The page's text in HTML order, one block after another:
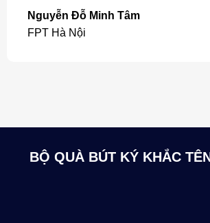
Nguyễn Đỗ Minh Tâm
FPT Hà Nội
BỘ QUÀ BÚT KÝ KHẮC